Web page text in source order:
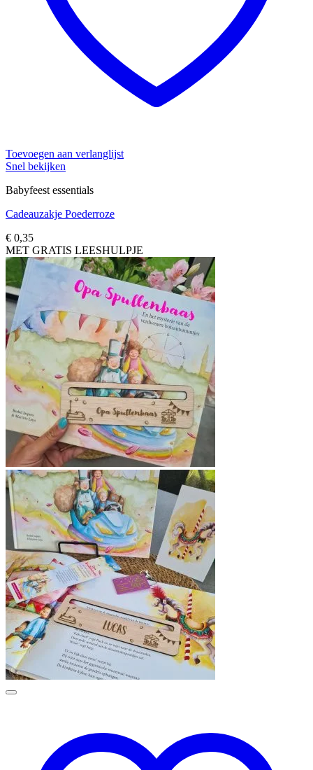
Toevoegen aan verlanglijst
Snel bekijken
Babyfeest essentials
Cadeauzakje Poederroze
€ 0,35
MET GRATIS LEESHULPJE